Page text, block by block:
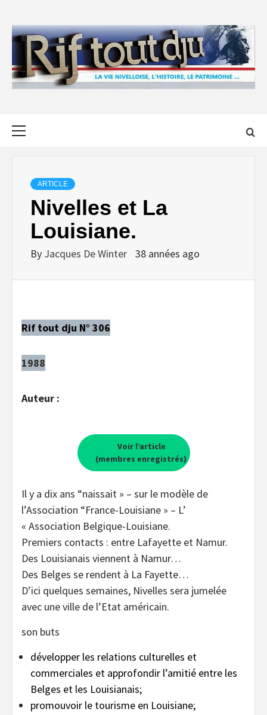
content
ARTICLE
Nivelles et La
Louisiane.
By Jacques De Winter 38 années ago
Rif tout dju N° 306
1988
Auteur :
Voir l’article
(membres enregistrés)
Il y a dix ans “naissait » – sur le modèle de
l’Association “France-Louisiane » – L’
« Association Belgique-Louisiane.
Premiers contacts : entre Lafayette et Namur.
Des Louisianais viennent à Namur…
Des Belges se rendent à La Fayette…
D’ici quelques semaines, Nivelles sera jumelée
avec une ville de l’Etat américain.
son buts
développer les relations culturelles et
commerciales et approfondir l’amitié entre les
Belges et les Louisianais;
promouvoir le tourisme en Louisiane;